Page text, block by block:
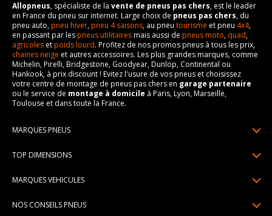
Allopneus, spécialiste de la vente de pneus pas chers, est le leader
en France du pneu sur internet. Large choix de pneus pas chers, du
pneu auto,pneu hiver,pneu 4 saisons, au pneu tourisme et pneu 4x4,
en passant par lespneus utilitairesmais aussi de pneus moto, quad,
agricoles etpoids lourd. Profitez de nos promos pneus à tous les prix,
chaines neige et autres accessoires. Les plus grandes marques, comme
Michelin, Pirelli, Bridgestone, Goodyear, Dunlop, Continental ou
Hankook, à prix discount ! Evitez l'usure de vos pneus et choisissez
votre centre de montage de pneus pas chers en garage partenaire
ou le service de montage à domicile à Paris, Lyon, Marseille,
Toulouse et dans toute la France.
MARQUES PNEUS
Pneus Continental
TOP DIMENSIONS
195/65R15
MARQUES VEHICULES
NOS CONSEILS PNEUS